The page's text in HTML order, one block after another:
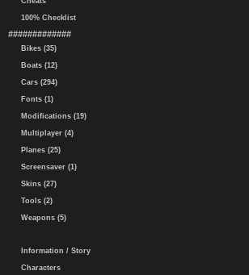
100% Checklist
#############
Bikes (35)
Boats (12)
Cars (294)
Fonts (1)
Modifications (19)
Multiplayer (4)
Planes (25)
Screensaver (1)
Skins (27)
Tools (2)
Weapons (5)
Information / Story
Characters